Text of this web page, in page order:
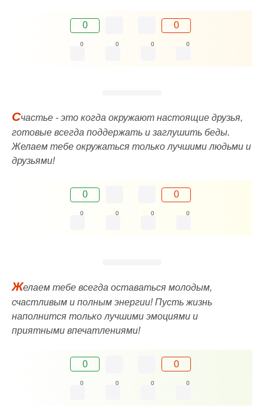
0 0
0 0 0 0
Счастье - это когда окружают настоящие друзья,
готовые всегда поддержать и заглушить беды.
Желаем тебе окружаться только лучшими людьми и
друзьями!
0 0
0 0 0 0
Желаем тебе всегда оставаться молодым,
счастливым и полным энергии! Пусть жизнь
наполнится только лучшими эмоциями и
приятными впечатлениями!
0 0
0 0 0 0